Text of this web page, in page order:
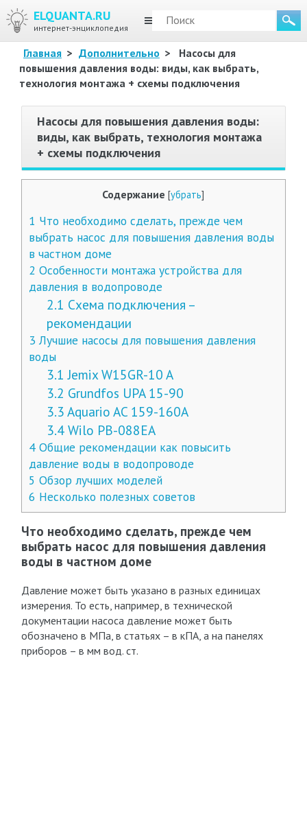
ELQUANTA.RU
интернет-энциклопедия
МЕНЮ
Главная > Дополнительно >
Насосы для
повышения давления воды: виды, как выбрать,
технология монтажа + схемы подключения
Насосы для повышения давления воды:
виды, как выбрать, технология монтажа
+ схемы подключения
Содержание [убрать]
1 Что необходимо сделать, прежде чем
выбрать насос для повышения давления воды
в частном доме
2 Особенности монтажа устройства для
давления в водопроводе
2.1 Схема подключения –
рекомендации
3 Лучшие насосы для повышения давления
воды
3.1 Jemix W15GR-10 A
3.2 Grundfos UPA 15-90
3.3 Aquario AC 159-160A
3.4 Wilo PB-088EA
4Общие рекомендации как повысить
давление воды в водопроводе
5 Обзор лучших моделей
6 Несколько полезных советов
Что необходимо сделать, прежде чем
выбрать насос для повышения давления
воды в частном доме
Давление может быть указано в разных единицах
измерения. То есть, например, в технической
документации насоса давление может быть
обозначено в МПа, в статьях – в кПА, а на панелях
приборов – в мм вод. ст.